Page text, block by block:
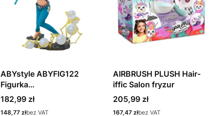
ABYstyle ABYFIG122
Figurka
akcji/kolekcjonerska
Cena
182,99 zł
Cena
148,77 złbez VAT
AIRBRUSH PLUSH Hair-
iffic Salon fryzur
Cena
205,99 zł
Cena
167,47 złbez VAT